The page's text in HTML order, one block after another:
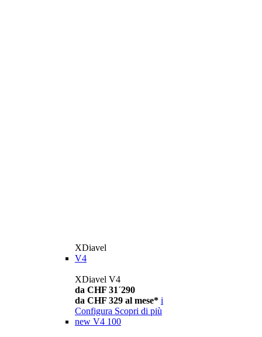
XDiavel
V4
XDiavel V4
da CHF 31´290
da CHF 329 al mese* i
Configura Scopri di più
new V4 100